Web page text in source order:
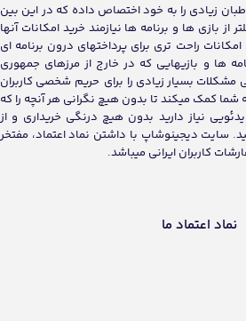
زیادی را به خود اختصاص داده که در این بین
از بازی ها و برنامه ها نیازمند خرید امکانات آنها
امکانات راحت تری برای پرداختهای درون برنامه ای
ها و بازیهایی که در خارج از مرزهای جمهوری
مشکلات بسیار زیادی را برای حریم شخصی کاربران
کمک میکند تا بدون هیچ نگرانی هر آنچه را که
نیاز دارید بدون هیچ درنگی خریداری و از
سایت دیجینوشاپ با داشتن نماد اعتماد، مفتخر
نماد اعتماد ما